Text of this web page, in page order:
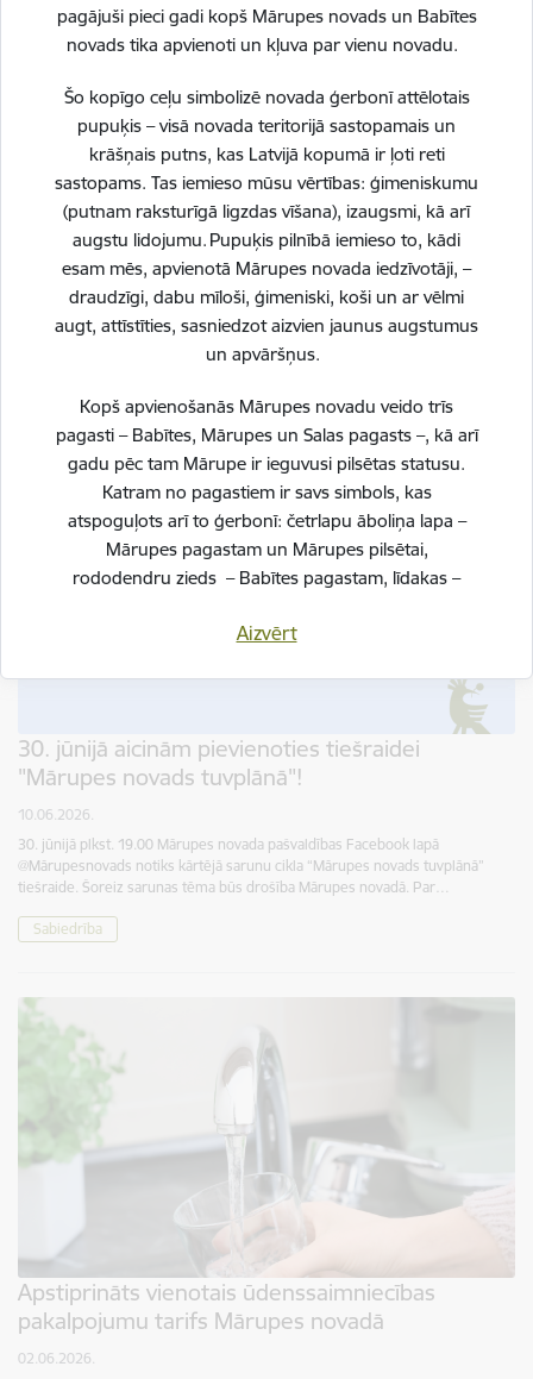
pagājuši pieci gadi kopš Mārupes novads un Babītes
novads tika apvienoti un kļuva par vienu novadu.
Šo kopīgo ceļu simbolizē novada ģerbonī attēlotais
pupuķis – visā novada teritorijā sastopamais un
krāšņais putns, kas Latvijā kopumā ir ļoti reti
sastopams. Tas iemieso mūsu vērtības: ģimeniskumu
(putnam raksturīgā ligzdas vīšana), izaugsmi, kā arī
augstu lidojumu. Pupuķis pilnībā iemieso to, kādi
esam mēs, apvienotā Mārupes novada iedzīvotāji, –
draudzīgi, dabu mīloši, ģimeniski, koši un ar vēlmi
augt, attīstīties, sasniedzot aizvien jaunus augstumus
un apvāršņus.
Kopš apvienošanās Mārupes novadu veido trīs
pagasti – Babītes, Mārupes un Salas pagasts –, kā arī
gadu pēc tam Mārupe ir ieguvusi pilsētas statusu.
Katram no pagastiem ir savs simbols, kas
atspoguļots arī to ģerbonī: četrlapu āboliņa lapa –
Mārupes pagastam un Mārupes pilsētai,
rododendru zieds – Babītes pagastam, līdakas –
simbolus vienotā, stilizētā vizuālā rakstā – kā stāstu
par mums pašiem. Mēs esam dažādi, bet kopā
veidojam vienotu, košu un pilnīgu novadu.
SVĒTKU PROGRAMMA
Aizvērt
Daudzdzīvokļu māju apsaimniekotāji un
iedzīvotāji aicināti doties ekskursijā uz Getliņi
18.06.2026.
Kāpēc vienā konteinerā iemestie atkritumi neder pārstrādei? Kas notiek ar
sašķirotajiem atkritumiem pēc to izvešanas? Un kā veicināt labākus
šķirošanas paradumus daudzdzīvokļu mājās? Lai rastu…
30. jūnijā aicinām pievienoties tiešraidei
"Mārupes novads tuvplānā"!
10.06.2026.
30. jūnijā plkst. 19.00 Mārupes novada pašvaldības Facebook lapā
@Mārupesnovads notiks kārtējā sarunu cikla “Mārupes novads tuvplānā”
tiešraide. Šoreiz sarunas tēma būs drošība Mārupes novadā. Par…
Sabiedrība
Apstiprināts vienotais ūdenssaimniecības
pakalpojumu tarifs Mārupes novadā
02.06.2026.